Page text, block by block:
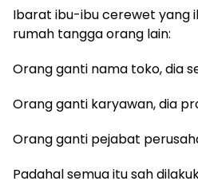
Ibarat ibu-ibu cerewet yang
rumah tangga orang lain:
Orang ganti nama toko, dia
Orang ganti karyawan, dia
Orang ganti pejabat
Padahal semua itu sah